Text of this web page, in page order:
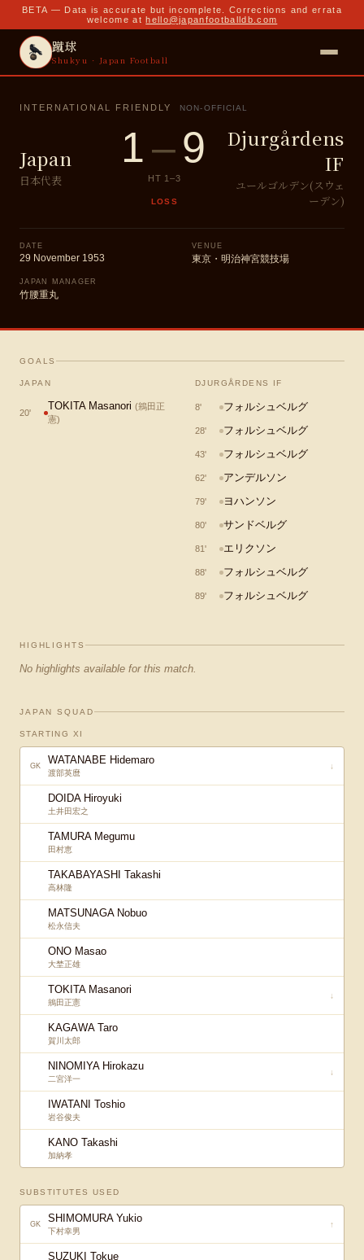
BETA — Data is accurate but incomplete. Corrections and errata
welcome at hello@japanfootballdb.com
蹴球
Shukyu · Japan Football
INTERNATIONAL FRIENDLY NON-OFFICIAL
Japan
日本代表
1–9
HT 1–3
LOSS
Djurgårdens
IF
ユールゴルデン(スウェ
ーデン)
DATE
29 November 1953
VENUE
東京・明治神宮競技場
JAPAN MANAGER
竹腰重丸
GOALS
JAPAN
20'
TOKITA Masanori (鴘田正
憲)
DJURGÅRDENS IF
8' フォルシュベルグ
28' フォルシュベルグ
43' フォルシュベルグ
62' アンデルソン
79' ヨハンソン
80' サンドベルグ
81' エリクソン
88' フォルシュベルグ
89' フォルシュベルグ
HIGHLIGHTS
No highlights available for this match.
JAPAN SQUAD
STARTING XI
GK WATANABE Hidemaro
渡部英麿
↓
DOIDA Hiroyuki
土井田宏之
TAMURA Megumu
田村恵
TAKABAYASHI Takashi
高林隆
MATSUNAGA Nobuo
松永信夫
ONO Masao
大埜正雄
TOKITA Masanori
鴘田正憲
↓
KAGAWA Taro
賀川太郎
NINOMIYA Hirokazu
二宮洋一
↓
IWATANI Toshio
岩谷俊夫
KANO Takashi
加納孝
SUBSTITUTES USED
GK SHIMOMURA Yukio
下村幸男
↑
SUZUKI Tokue